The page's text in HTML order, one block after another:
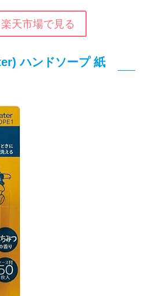
楽天市場で見る
ハンドソープ 紙